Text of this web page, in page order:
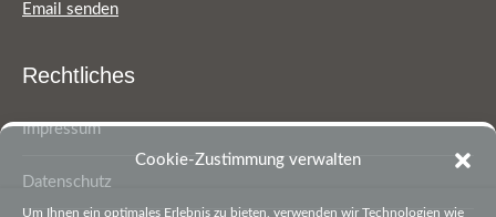
Cookie-Zustimmung verwalten
Um Ihnen ein optimales Erlebnis zu bieten, verwenden wir Technologien wie
Email senden
Rechtliches
Impressum
Datenschutz